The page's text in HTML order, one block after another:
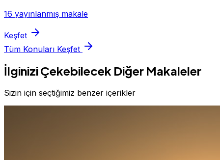
16 yayınlanmış makale
Keşfet
Tüm Konuları Keşfet
İlginizi Çekebilecek Diğer Makaleler
Sizin için seçtiğimiz benzer içerikler